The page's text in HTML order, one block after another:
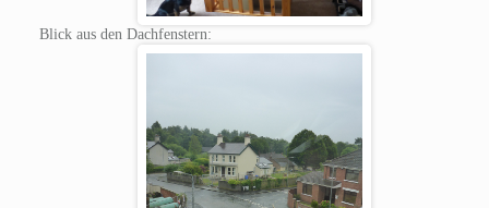
Blick aus den Dachfenstern: